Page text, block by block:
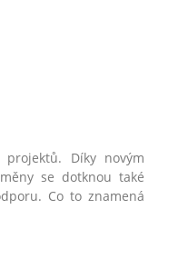
Díky novým
se dotknou také
Co to znamená